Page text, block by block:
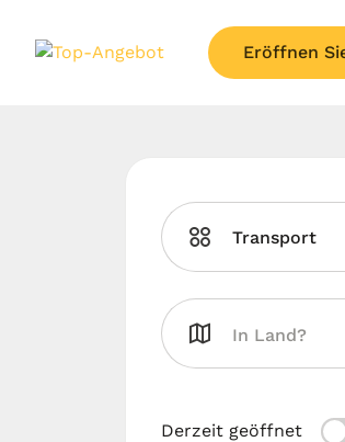
Eröffnen
Transport
Derzeit geöffnet